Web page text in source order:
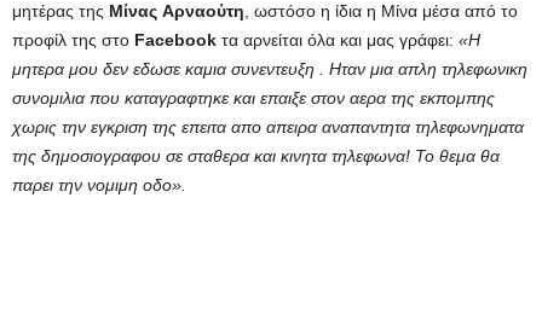
μητέρας της Μίνας Αρναούτη , ωστόσο η ίδια η Μίνα μέσα από το
προφίλ της στο Facebook τα αρνείται όλα και μας γράφει: «Η
μητερα μου δεν εδωσε καμια συνεντευξη . Ηταν μια απλη τηλεφωνικη
συνομιλια που καταγραφτηκε και επαιξε στον αερα της εκπομπης
χωρις την εγκριση της επειτα απο απειρα αναπαντητα τηλεφωνηματα
της δημοσιογραφου σε σταθερα και κινητα τηλεφωνα! Το θεμα θα
παρει την νομιμη οδο».